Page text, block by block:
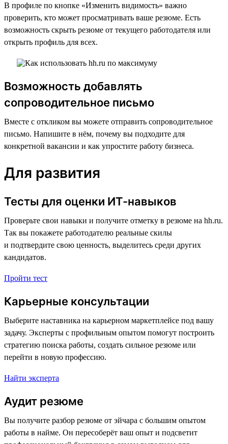
В профиле по кнопке «Изменить видимость» важно
проверить, кто может просматривать ваше резюме. Есть
возможность скрыть резюме от текущего работодателя или
открыть профиль для всех.
Возможность добавлять
сопроводительное письмо
Вместе с откликом вы можете отправить сопроводительное
письмо. Напишите в нём, почему вы подходите для
конкретной вакансии и как упростите работу бизнеса.
Для развития
Тесты для оценки ИТ-навыков
Проверьте свои навыки и получите отметку в резюме на hh.ru.
Так вы покажете работодателю реальные скилы
и подтвердите свою ценность, выделитесь среди других
кандидатов.
Пройти тест
Карьерные консультации
Выберите наставника на карьерном маркетплейсе под вашу
задачу. Эксперты с профильным опытом помогут построить
стратегию поиска работы, создать сильное резюме или
перейти в новую профессию.
Найти эксперта
Аудит резюме
Вы получите разбор резюме от эйчара с большим опытом
работы в найме. Он пересоберёт ваш опыт и подсветит